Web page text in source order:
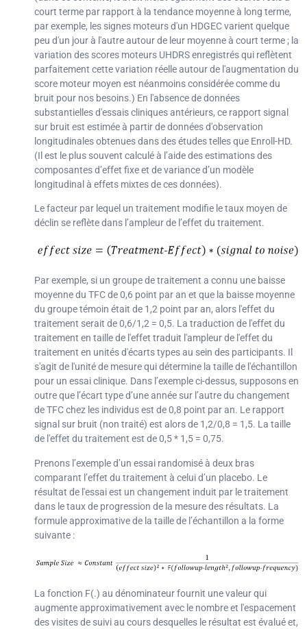
court terme par rapport à la tendance moyenne à long terme,
par exemple, les signes moteurs d'un HDGEC varient quelque
peu d'un jour à l'autre autour de leur moyenne à court terme ; la
variation des scores moteurs UHDRS enregistrés qui reflètent
parfaitement cette variation réelle autour de l'augmentation du
score moteur moyen est néanmoins considérée comme du
bruit pour nos besoins.) En l'absence de données
substantielles d'essais cliniques antérieurs, ce rapport signal
sur bruit est estimée à partir de données d'observation
longitudinales obtenues dans des études telles que Enroll-HD.
(Il est le plus souvent calculé à l’aide des estimations des
composantes d’effet fixe et de variance d’un modèle
longitudinal à effets mixtes de ces données).
Le facteur par lequel un traitement modifie le taux moyen de
déclin se reflète dans l’ampleur de l’effet du traitement.
Par exemple, si un groupe de traitement a connu une baisse
moyenne du TFC de 0,6 point par an et que la baisse moyenne
du groupe témoin était de 1,2 point par an, alors l'effet du
traitement serait de 0,6/1,2 = 0,5. La traduction de l'effet du
traitement en taille de l'effet traduit l'ampleur de l'effet du
traitement en unités d'écarts types au sein des participants. Il
s'agit de l'unité de mesure qui détermine la taille de l'échantillon
pour un essai clinique. Dans l’exemple ci-dessus, supposons en
outre que l’écart type d’une année sur l’autre du changement
de TFC chez les individus est de 0,8 point par an. Le rapport
signal sur bruit (non traité) est alors de 1,2/0,8 = 1,5. La taille
de l'effet du traitement est de 0,5 * 1,5 = 0,75.
Prenons l’exemple d’un essai randomisé à deux bras
comparant l’effet du traitement à celui d’un placebo. Le
résultat de l'essai est un changement induit par le traitement
dans le taux de progression de la mesure des résultats. La
formule approximative de la taille de l’échantillon a la forme
suivante :
La fonction F(.) au dénominateur fournit une valeur qui
augmente approximativement avec le nombre et l'espacement
des visites de suivi au cours desquelles le résultat est évalué et,